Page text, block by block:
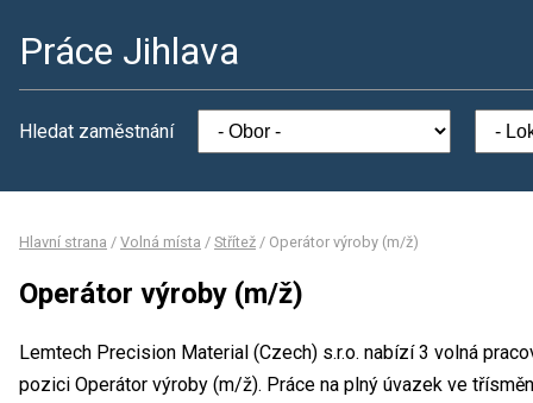
Práce Jihlava
Hledat zaměstnání
Hlavní strana / Volná místa / Střítež / Operátor výroby (m/ž)
Operátor výroby (m/ž)
Lemtech Precision Material (Czech) s.r.o. nabízí 3 volná
pozici Operátor výroby (m/ž). Práce na plný úvazek ve